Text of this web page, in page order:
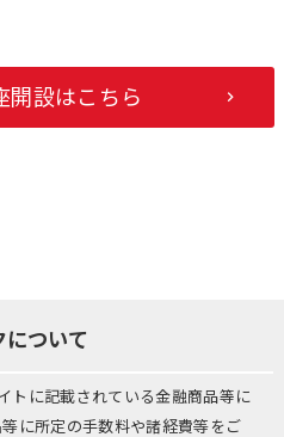
開設はこちら
について
トに記載されている金融商品等に
に所定の手数料や諸経費等をご